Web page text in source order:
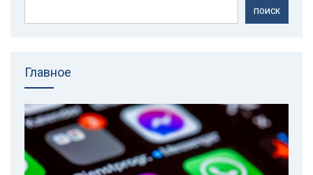
ПОИСК
Главное